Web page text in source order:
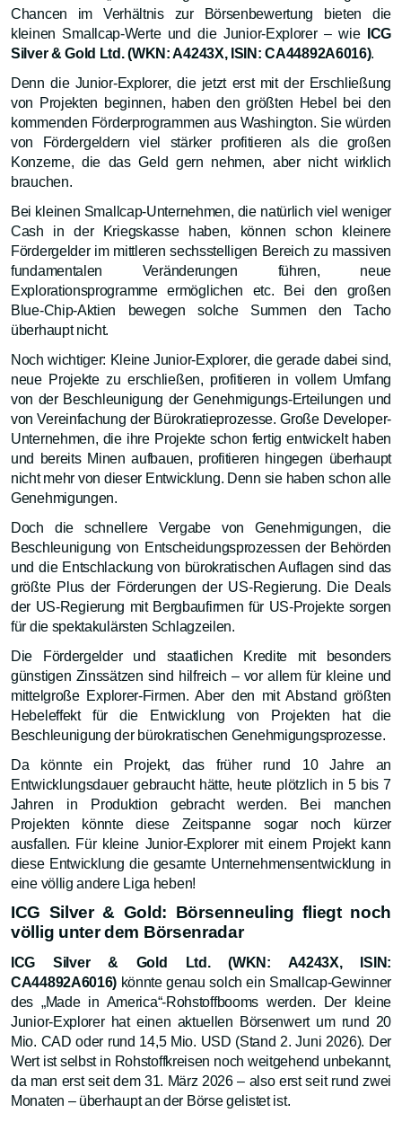
Chancen im Verhältnis zur Börsenbewertung bieten die
kleinen Smallcap-Werte und die Junior-Explorer – wie
ICG
Silver & Gold Ltd. (WKN: A4243X, ISIN: CA44892A6016).
Denn die Junior-Explorer, die jetzt erst mit der Erschließung
von Projekten beginnen, haben den größten Hebel bei den
kommenden Förderprogrammen aus Washington. Sie würden
von Fördergeldern viel stärker profitieren als die großen
Konzerne, die das Geld gern nehmen, aber nicht wirklich
brauchen.
Bei kleinen Smallcap-Unternehmen, die natürlich viel weniger
Cash in der Kriegskasse haben, können schon kleinere
Fördergelder im mittleren sechsstelligen Bereich zu massiven
fundamentalen Veränderungen führen, neue
Explorationsprogramme ermöglichen etc. Bei den großen
Blue-Chip-Aktien bewegen solche Summen den Tacho
überhaupt nicht.
Noch wichtiger: Kleine Junior-Explorer, die gerade dabei sind,
neue Projekte zu erschließen, profitieren in vollem Umfang
von der Beschleunigung der Genehmigungs-Erteilungen und
von Vereinfachung der Bürokratieprozesse. Große Developer-
Unternehmen, die ihre Projekte schon fertig entwickelt haben
und bereits Minen aufbauen, profitieren hingegen überhaupt
nicht mehr von dieser Entwicklung. Denn sie haben schon alle
Genehmigungen.
Doch die schnellere Vergabe von Genehmigungen, die
Beschleunigung von Entscheidungsprozessen der Behörden
und die Entschlackung von bürokratischen Auflagen sind das
größte Plus der Förderungen der US-Regierung. Die Deals
der US-Regierung mit Bergbaufirmen für US-Projekte sorgen
für die spektakulärsten Schlagzeilen.
Die Fördergelder und staatlichen Kredite mit besonders
günstigen Zinssätzen sind hilfreich – vor allem für kleine und
mittelgroße Explorer-Firmen. Aber den mit Abstand größten
Hebeleffekt für die Entwicklung von Projekten hat die
Beschleunigung der bürokratischen Genehmigungsprozesse.
Da könnte ein Projekt, das früher rund 10 Jahre an
Entwicklungsdauer gebraucht hätte, heute plötzlich in 5 bis 7
Jahren in Produktion gebracht werden. Bei manchen
Projekten könnte diese Zeitspanne sogar noch kürzer
ausfallen. Für kleine Junior-Explorer mit einem Projekt kann
diese Entwicklung die gesamte Unternehmensentwicklung in
eine völlig andere Liga heben!
ICG Silver & Gold: Börsenneuling fliegt noch
völlig unter dem Börsenradar
ICG Silver & Gold Ltd. (WKN: A4243X, ISIN:
CA44892A6016) könnte genau solch ein Smallcap-Gewinner
des „Made in America“-Rohstoffbooms werden. Der kleine
Junior-Explorer hat einen aktuellen Börsenwert um rund 20
Mio. CAD oder rund 14,5 Mio. USD (Stand 2. Juni 2026). Der
Wert ist selbst in Rohstoffkreisen noch weitgehend unbekannt,
da man erst seit dem 31. März 2026 – also erst seit rund zwei
Monaten – überhaupt an der Börse gelistet ist.